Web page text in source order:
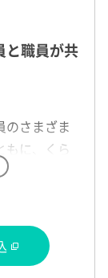
と職員が共
のさまざま
に、くら
のつなが